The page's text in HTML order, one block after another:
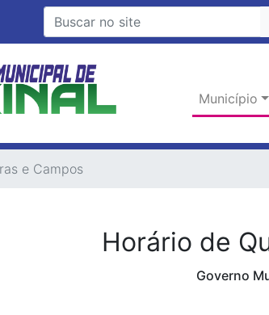
Município
e Campos
Horário de
Governo